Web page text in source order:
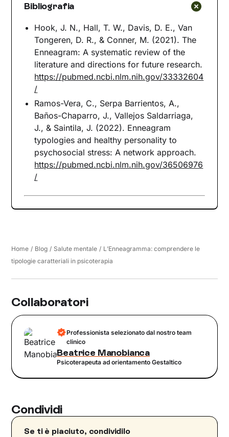
Bibliografia
Hook, J. N., Hall, T. W., Davis, D. E., Van
Tongeren, D. R., & Conner, M. (2021). The
Enneagram: A systematic review of the
literature and directions for future research.
https://pubmed.ncbi.nlm.nih.gov/33332604
/
Ramos-Vera, C., Serpa Barrientos, A.,
Baños-Chaparro, J., Vallejos Saldarriaga,
J., & Saintila, J. (2022). Enneagram
typologies and healthy personality to
psychosocial stress: A network approach.
https://pubmed.ncbi.nlm.nih.gov/36506976
/
Home / Blog / Salute mentale / L’Enneagramma: comprendere le
tipologie caratteriali in psicoterapia
Collaboratori
Professionista selezionato dal nostro team
clinico
Beatrice Manobianca
Psicoterapeuta ad orientamento Gestaltico
Condividi
Se ti è piaciuto, condividilo